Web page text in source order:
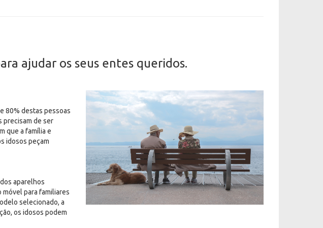
ajudar os seus entes queridos.
80% destas pessoas
precisam de ser
que a família e
idosos peçam
aparelhos
móvel para familiares
selecionado, a
os idosos podem